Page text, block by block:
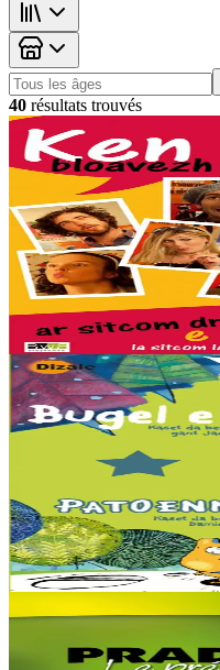
Tranches d'âge
40 résultats trouvés
12 ans et plus
Dizale
Ken tuch'
Ken tuch’ est la sitcom la
breton vivant : celui des
plaisir des grands et des petits
En stock10,00 €
Voir
Acheter
4 ans et plus
Dizale
L'Enfant au grelot &
Bugel e gloc'hig : Pendant
abandonné est retrouvé par
serré dans sa main, un
En stock15,00 €
Voir
Acheter
Le Pré d'Anicet